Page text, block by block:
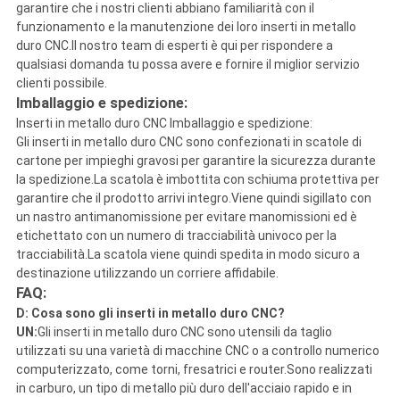
garantire che i nostri clienti abbiano familiarità con il
funzionamento e la manutenzione dei loro inserti in metallo
duro CNC.Il nostro team di esperti è qui per rispondere a
qualsiasi domanda tu possa avere e fornire il miglior servizio
clienti possibile.
Imballaggio e spedizione:
Inserti in metallo duro CNC Imballaggio e spedizione:
Gli inserti in metallo duro CNC sono confezionati in scatole di
cartone per impieghi gravosi per garantire la sicurezza durante
la spedizione.La scatola è imbottita con schiuma protettiva per
garantire che il prodotto arrivi integro.Viene quindi sigillato con
un nastro antimanomissione per evitare manomissioni ed è
etichettato con un numero di tracciabilità univoco per la
tracciabilità.La scatola viene quindi spedita in modo sicuro a
destinazione utilizzando un corriere affidabile.
FAQ:
D: Cosa sono gli inserti in metallo duro CNC?
UN:Gli inserti in metallo duro CNC sono utensili da taglio
utilizzati su una varietà di macchine CNC o a controllo numerico
computerizzato, come torni, fresatrici e router.Sono realizzati
in carburo, un tipo di metallo più duro dell'acciaio rapido e in